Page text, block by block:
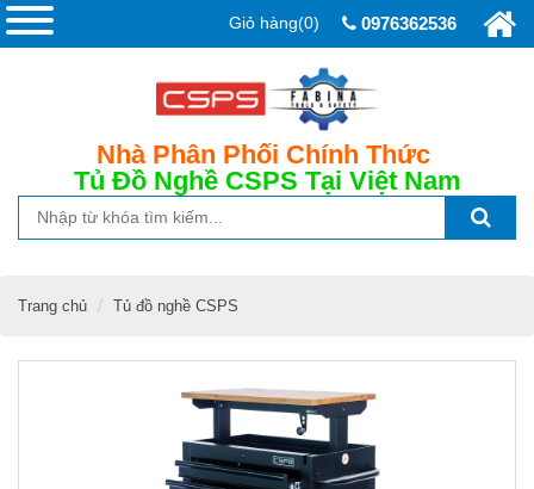
0976362536
Nhà Phân Phối Chính Thức
Tủ Đồ Nghề CSPS Tại Việt Nam
Giỏ hàng(0)
Trang chủ Tủ đồ nghề CSPS